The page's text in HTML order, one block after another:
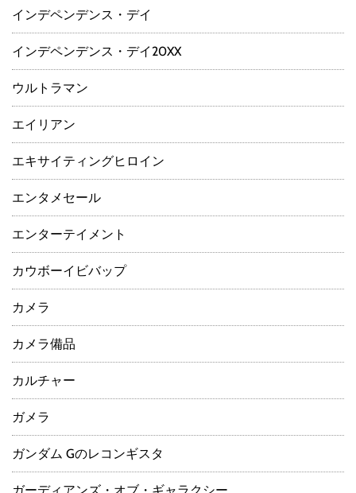
インデペンデンス・デイ
インデペンデンス・デイ20XX
ウルトラマン
エイリアン
エキサイティングヒロイン
エンタメセール
エンターテイメント
カウボーイビバップ
カメラ
カメラ備品
カルチャー
ガメラ
ガンダム Gのレコンギスタ